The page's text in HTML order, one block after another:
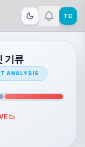
TC
기류
ANALYSIS
📉